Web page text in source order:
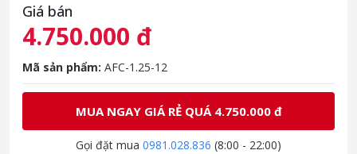
Giá bán
4.750.000 đ
Mã sản phẩm: AFC-1.25-12
MUA NGAY GIÁ RẺ QUÁ 4.750.000 đ
Gọi đặt mua 0981.028.836 (8:00 - 22:00)